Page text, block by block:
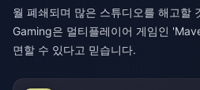
월 폐쇄되며 많은 스튜디오를 해고할
Gaming은 멀티플레이어 게임인
면할 수 있다고 믿습니다.